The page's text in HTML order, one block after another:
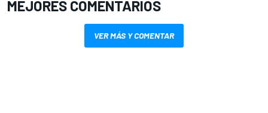
MEJORES COMENTARIOS
VER MÁS Y COMENTAR